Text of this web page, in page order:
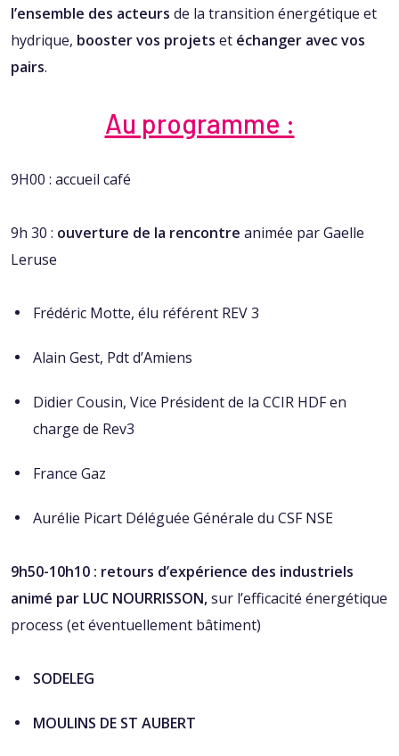
l’ensemble des acteurs de la transition énergétique et
hydrique, booster vos projets et échanger avec vos
pairs.
Au programme :
9H00 : accueil café
9h 30 : ouverture de la rencontre animée par Gaelle
Leruse
Frédéric Motte, élu référent REV 3
Alain Gest, Pdt d’Amiens
Didier Cousin, Vice Président de la CCIR HDF en
charge de Rev3
France Gaz
Aurélie Picart Déléguée Générale du CSF NSE
9h50-10h10 : retours d’expérience des industriels
animé par LUC NOURRISSON,sur l’efficacité énergétique
process (et éventuellement bâtiment)
SODELEG
MOULINS DE ST AUBERT